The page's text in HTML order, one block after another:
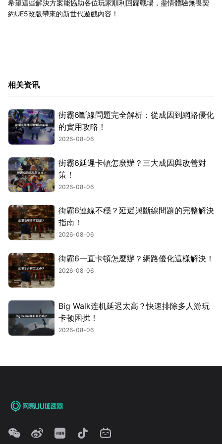
希望這些解決方案能協助各位玩家順利回歸戰場，盡情體驗無畏契
約UE5改版帶來的新世代遊戲內容！
相关资讯
街霸6斷線問題完全解析：從成因到網路優化
的實用攻略！
2026-08-06
街霸6延遲卡頓怎麼辦？三大成因與改善對
策！
2026-08-06
街霸6連線不穩？延遲與斷線問題的完整解決
指南！
2026-08-06
街霸6一直卡頓怎麼辦？網路優化這樣解決！
2026-08-06
Big Walk连机延迟太高？快速排除多人游玩
卡顿困扰！
2026-08-06